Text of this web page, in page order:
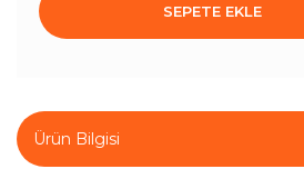
SEPETE EKLE
Ürün Bilgisi